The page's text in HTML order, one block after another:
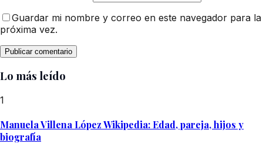
Guardar mi nombre y correo en este navegador para la
próxima vez.
Lo más leído
1
Manuela Villena López Wikipedia: Edad, pareja, hijos y
biografía